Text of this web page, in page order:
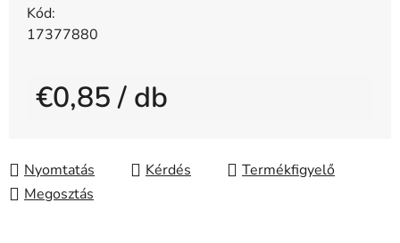
Kód:
17377880
€0,85/ db
Nyomtatás
Kérdés
Megosztás